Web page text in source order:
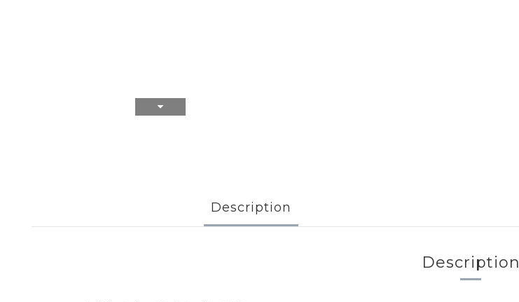
Description
Description